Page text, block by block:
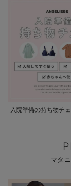
入院準備の持ち物チ
マタ